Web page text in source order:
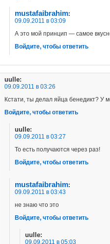
mustafaibrahim:
09.09.2011 в 03:09
А это мой принцип — самое
Войдите, чтобы ответить
uulle:
09.09.2011 в 03:26
Кстати, ты делал яйца бенедикт? У
Войдите, чтобы ответить
uulle:
09.09.2011 в 03:27
То есть получаются через раз!
Войдите, чтобы ответить
mustafaibrahim:
09.09.2011 в 03:43
не знаю что это
Войдите, чтобы ответить
uulle:
09.09.2011 в 05:03